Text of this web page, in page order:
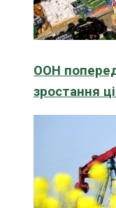
ООН
зростання